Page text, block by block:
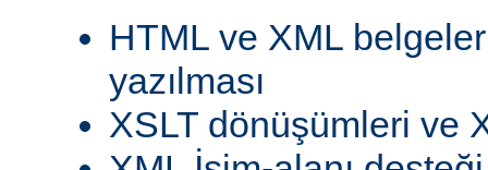
HTML ve XML
yazılması
XSLT dönüşümleri ve